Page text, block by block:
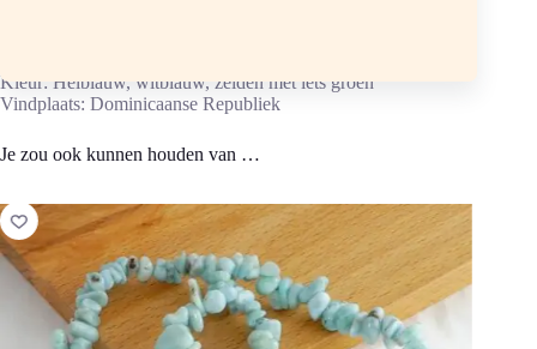
Kleur: Helblauw, witblauw, zelden met iets groen
Vindplaats: Dominicaanse Republiek
Je zou ook kunnen houden van …